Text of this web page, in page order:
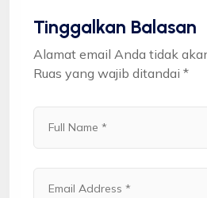
Tinggalkan Balasan
Alamat email Anda tidak
Ruas yang wajib ditandai *